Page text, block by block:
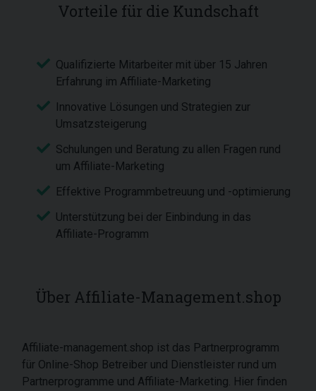
Vorteile für die Kundschaft
Qualifizierte Mitarbeiter mit über 15 Jahren
Erfahrung im Affiliate-Marketing
Innovative Lösungen und Strategien zur
Umsatzsteigerung
Schulungen und Beratung zu allen Fragen rund
um Affiliate-Marketing
Effektive Programmbetreuung und -optimierung
Unterstützung bei der Einbindung in das
Affiliate-Programm
Über Affiliate-Management.shop
Affiliate-management.shop ist das Partnerprogramm
für Online-Shop Betreiber und Dienstleister rund um
Partnerprogramme und Affiliate-Marketing. Hier finden